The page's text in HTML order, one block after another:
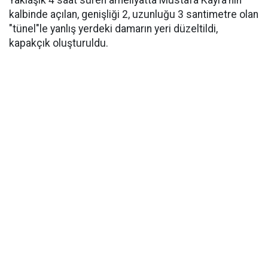
kalbinde açılan, genişliği 2, uzunluğu 3 santimetre olan
"tünel"le yanlış yerdeki damarın yeri düzeltildi,
kapakçık oluşturuldu.